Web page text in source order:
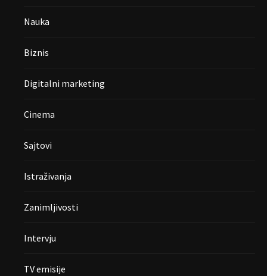
Nauka
Biznis
Digitalni marketing
Cinema
Sajtovi
Istraživanja
Zanimljivosti
Intervju
TV emisije